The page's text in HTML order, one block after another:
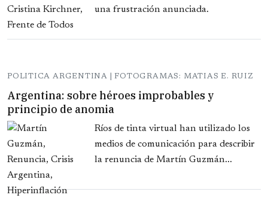
una frustración anunciada.
POLITICA ARGENTINA | FOTOGRAMAS: MATIAS E. RUIZ
Argentina: sobre héroes improbables y
principio de anomia
Ríos de tinta virtual han utilizado los
medios de comunicación para describir
la renuncia de Martín Guzmán...